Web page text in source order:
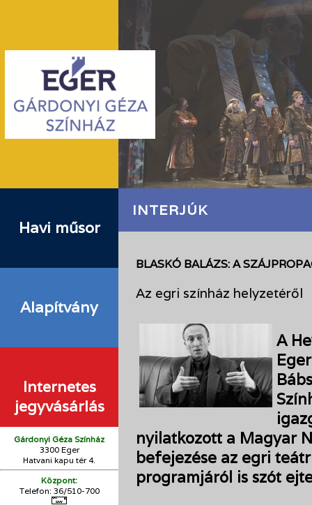
Havi műsor
Alapítvány
Internetes
jegyvásárlás
Gárdonyi Géza Színház
3300 Eger
Hatvani kapu tér 4.
Központ:
Telefon: 36/510-700
INTERJÚK
BLASKÓ BALÁZS: A
Az egri színház helyzetéről
A
nyilatkozott a Magyar
befejezése az egri
programjáról is szót